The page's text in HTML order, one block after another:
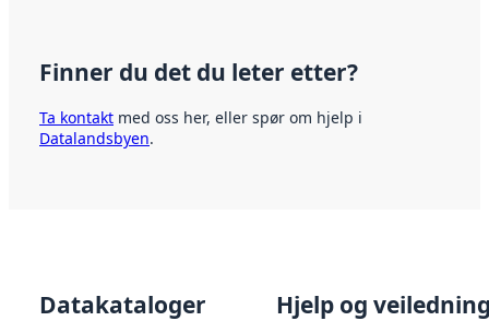
Finner du det du leter etter?
Ta kontakt med oss her, eller spør om hjelp i
Datalandsbyen.
Datakataloger Hjelp og